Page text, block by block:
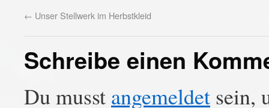
← Unser Stellwerk im Herbstkleid
Schreibe einen
Du musst angemeldet sein,